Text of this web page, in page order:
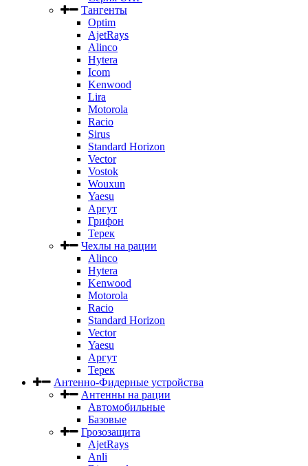
Тангенты
Optim
AjetRays
Alinco
Hytera
Icom
Kenwood
Lira
Motorola
Racio
Sirus
Standard Horizon
Vector
Vostok
Wouxun
Yaesu
Аргут
Грифон
Терек
Чехлы на рации
Alinco
Hytera
Kenwood
Motorola
Racio
Standard Horizon
Vector
Yaesu
Аргут
Терек
Антенно-Фидерные устройства
Антенны на рации
Автомобильные
Базовые
Грозозащита
AjetRays
Anli